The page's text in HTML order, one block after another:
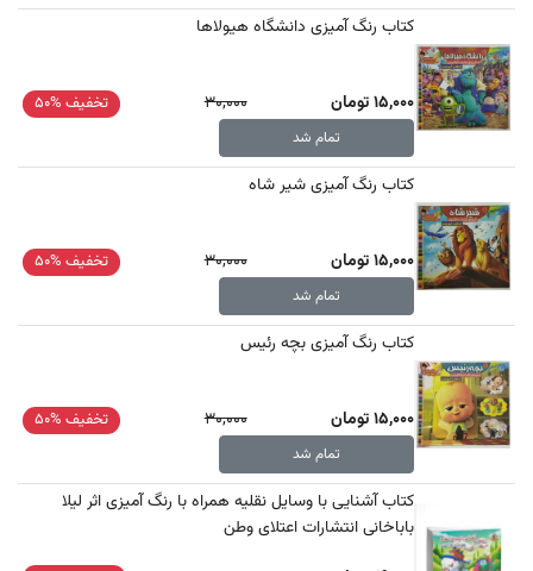
کتاب رنگ آمیزی دانشگاه هیولاها
15,000 تومان 30,000 تخفیف %50
تمام شد
کتاب رنگ آمیزی شیر شاه
15,000 تومان 30,000 تخفیف %50
تمام شد
کتاب رنگ آمیزی بچه رئیس
15,000 تومان 30,000 تخفیف %50
تمام شد
کتاب آشنایی با وسایل نقلیه همراه با رنگ آمیزی اثر لیلا
باباخانی انتشارات اعتلای وطن